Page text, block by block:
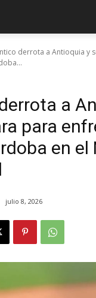
derrota a Antioquia y
a
para
en el
julio 8, 2026